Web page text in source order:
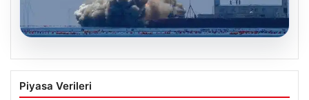
05.08.2026
Çin, 2 hiperspektral görüntüleme
uydusunu denizden uzaya fırlattı
Piyasa Verileri